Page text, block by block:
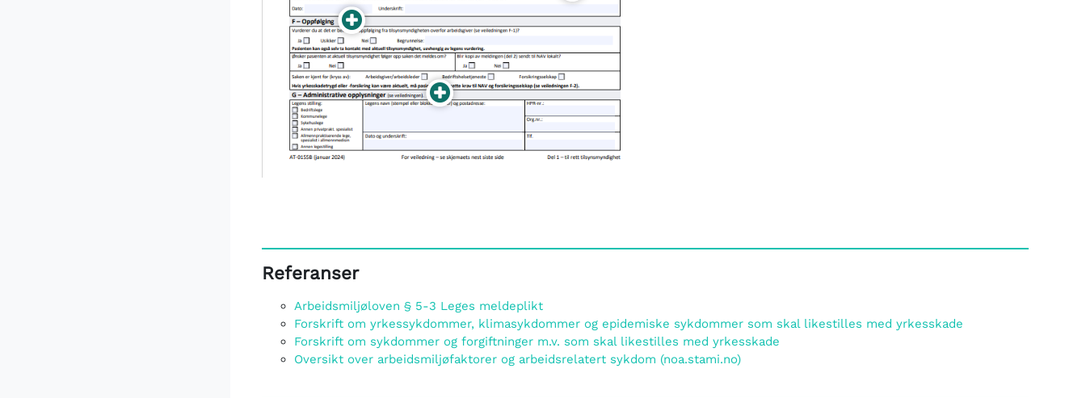
Referanser
Arbeidsmiljøloven § 5-3 Leges meldeplikt
Forskrift om yrkessykdommer, klimasykdommer og epidemiske sykdommer som skal likestilles med yrkesskade
Forskrift om sykdommer og forgiftninger m.v. som skal likestilles med yrkesskade
Oversikt over arbeidsmiljøfaktorer og arbeidsrelatert sykdom (noa.stami.no)